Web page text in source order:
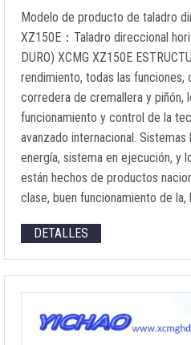
Modelo de producto de taladro
XZ150E：Taladro direccional
DURO) XCMG XZ150E
rendimiento, todas las funciones,
corredera de cremallera y piñón,
funcionamiento y control de la
avanzado internacional.
energía, sistema en ejecución, y
están hechos de productos
clase, buen funcionamiento de
DETALLES